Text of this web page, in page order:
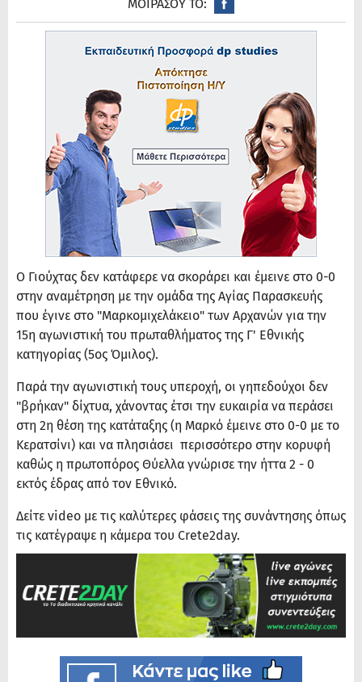
ΜΟΙΡΑΣΟΥ ΤΟ:
Ο Γιούχτας δεν κατάφερε να σκοράρει και έμεινε στο 0-0
στην αναμέτρηση με την ομάδα της Αγίας Παρασκευής
που έγινε στο "Μαρκομιχελάκειο" των Αρχανών για την
15η αγωνιστική του πρωταθλήματος της Γ' Εθνικής
κατηγορίας (5ος Όμιλος).
Παρά την αγωνιστική τους υπεροχή, οι γηπεδούχοι δεν
"βρήκαν" δίχτυα, χάνοντας έτσι την ευκαιρία να περάσει
στη 2η θέση της κατάταξης (η Μαρκό έμεινε στο 0-0 με το
Κερατσίνι) και να πλησιάσει περισσότερο στην κορυφή
καθώς η πρωτοπόρος Θύελλα γνώρισε την ήττα 2 - 0
εκτός έδρας από τον Εθνικό.
Δείτε video με τις καλύτερες φάσεις της συνάντησης όπως
τις κατέγραψε η κάμερα του Crete2day.